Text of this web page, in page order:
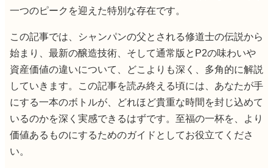
一つのピークを迎えた特別な存在です。
この記事では、シャンパンの父とされる修道士の伝説から
始まり、最新の醸造技術、そして通常版とP2の味わいや
資産価値の違いについて、どこよりも深く、多角的に解説
していきます。この記事を読み終える頃には、あなたが手
にする一本のボトルが、どれほど貴重な時間を封じ込めて
いるのかを深く実感できるはずです。至福の一杯を、より
価値あるものにするためのガイドとしてお役立てくださ
い。